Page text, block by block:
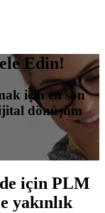
Edin!
için en son
dönüşüm
için PLM
yakınlık